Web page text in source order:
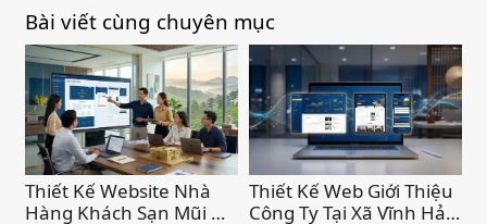
Bài viết cùng chuyên mục
Thiết Kế Website Nhà
Hàng Khách Sạn Mũi Né
Thiết Kế Web Giới Thiệu
Công Ty Tại Xã Vĩnh Hảo